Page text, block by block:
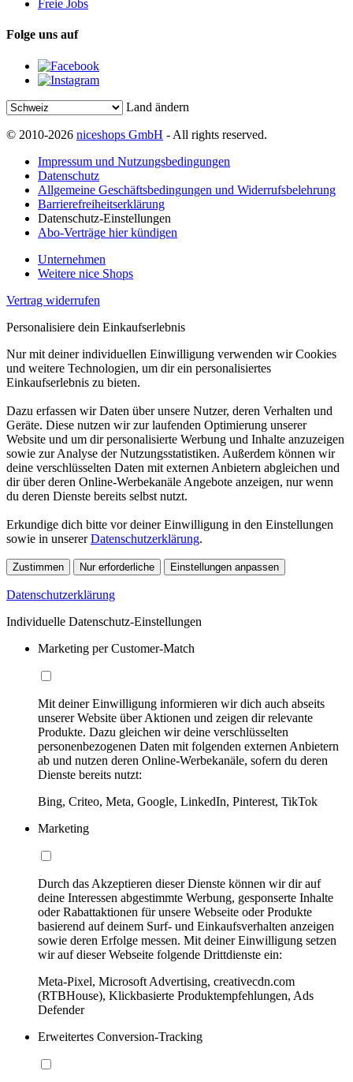
Freie Jobs
Folge uns auf
Land ändern
© 2010-2026 niceshops GmbH - All rights reserved.
Impressum und Nutzungsbedingungen
Datenschutz
Allgemeine Geschäftsbedingungen und Widerrufsbelehrung
Barrierefreiheitserklärung
Datenschutz-Einstellungen
Abo-Verträge hier kündigen
Unternehmen
Weitere nice Shops
Vertrag widerrufen
Personalisiere dein Einkaufserlebnis
Nur mit deiner individuellen Einwilligung verwenden wir Cookies
und weitere Technologien, um dir ein personalisiertes
Einkaufserlebnis zu bieten.
Dazu erfassen wir Daten über unsere Nutzer, deren Verhalten und
Geräte. Diese nutzen wir zur laufenden Optimierung unserer
Website und um dir personalisierte Werbung und Inhalte anzuzeigen
sowie zur Analyse der Nutzungsstatistiken. Außerdem können wir
deine verschlüsselten Daten mit externen Anbietern abgleichen und
dir über deren Online-Werbekanäle Angebote anzeigen, nur wenn
du deren Dienste bereits selbst nutzt.
Erkundige dich bitte vor deiner Einwilligung in den Einstellungen
sowie in unsererDatenschutzerklärung.
Zustimmen Nur erforderliche Einstellungen anpassen
Datenschutzerklärung
Individuelle Datenschutz-Einstellungen
Marketing per Customer-Match
Mit deiner Einwilligung informieren wir dich auch abseits
unserer Website über Aktionen und zeigen dir relevante
Produkte. Dazu gleichen wir deine verschlüsselten
personenbezogenen Daten mit folgenden externen Anbietern
ab und nutzen deren Online-Werbekanäle, sofern du deren
Dienste bereits nutzt:
Bing, Criteo, Meta, Google, LinkedIn, Pinterest, TikTok
Marketing
Durch das Akzeptieren dieser Dienste können wir dir auf
deine Interessen abgestimmte Werbung, gesponserte Inhalte
oder Rabattaktionen für unsere Webseite oder Produkte
basierend auf deinem Surf- und Einkaufsverhalten anzeigen
sowie deren Erfolge messen. Mit deiner Einwilligung setzen
wir auf dieser Webseite folgende Drittdienste ein:
Meta-Pixel, Microsoft Advertising, creativecdn.com
(RTBHouse), Klickbasierte Produktempfehlungen, Ads
Defender
Erweitertes Conversion-Tracking